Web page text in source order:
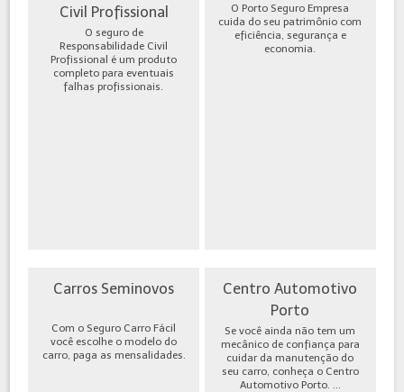
Civil Profissional
O seguro de
Responsabilidade Civil
Profissional é um produto
completo para eventuais
falhas profissionais.
O Porto Seguro Empresa
cuida do seu patrimônio com
eficiência, segurança e
economia.
Carros Seminovos
Com o Seguro Carro Fácil
você escolhe o modelo do
carro, paga as mensalidades.
Centro Automotivo
Porto
Se você ainda não tem um
mecânico de confiança para
cuidar da manutenção do
seu carro, conheça o Centro
Automotivo Porto. ...